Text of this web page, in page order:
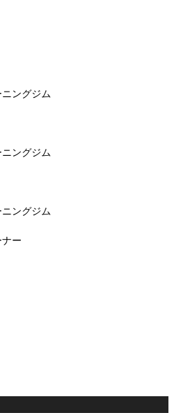
ングジム
ングジム
ングジム
ー